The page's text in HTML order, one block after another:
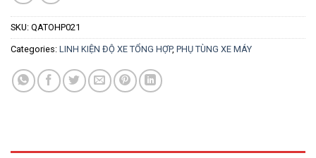
SKU: QATOHP021
Categories: LINH KIỆN ĐỘ XE TỔNG HỢP, PHỤ TÙNG XE MÁY